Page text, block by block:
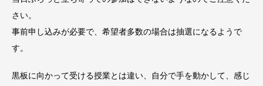
さい。
事前申し込みが必要で、希望者多数の場合は抽選になるようで
す。
黒板に向かって受ける授業とは違い、自分で手を動かして、感じ